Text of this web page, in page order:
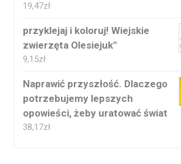
19,47zł
przyklejaj i koloruj! Wiejskie
zwierzęta Olesiejuk"
9,15zł
Naprawić przyszłość. Dlaczego
potrzebujemy lepszych
opowieści, żeby uratować świat
38,17zł